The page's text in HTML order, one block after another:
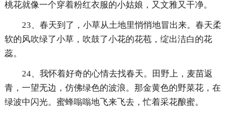
桃花就像一个穿着粉红衣服的小姑娘，又文雅又干净。
23、春天到了，小草从土地里悄悄地冒出来。春天柔
软的风吹绿了小草，吹鼓了小花的花苞，绽出洁白的花
蕊。
24、我怀着好奇的心情去找春天。田野上，麦苗返
青，一望无边，仿佛绿色的波浪。那金黄色的野菜花，在
绿波中闪光。蜜蜂嗡嗡地飞来飞去，忙着采花酿蜜。